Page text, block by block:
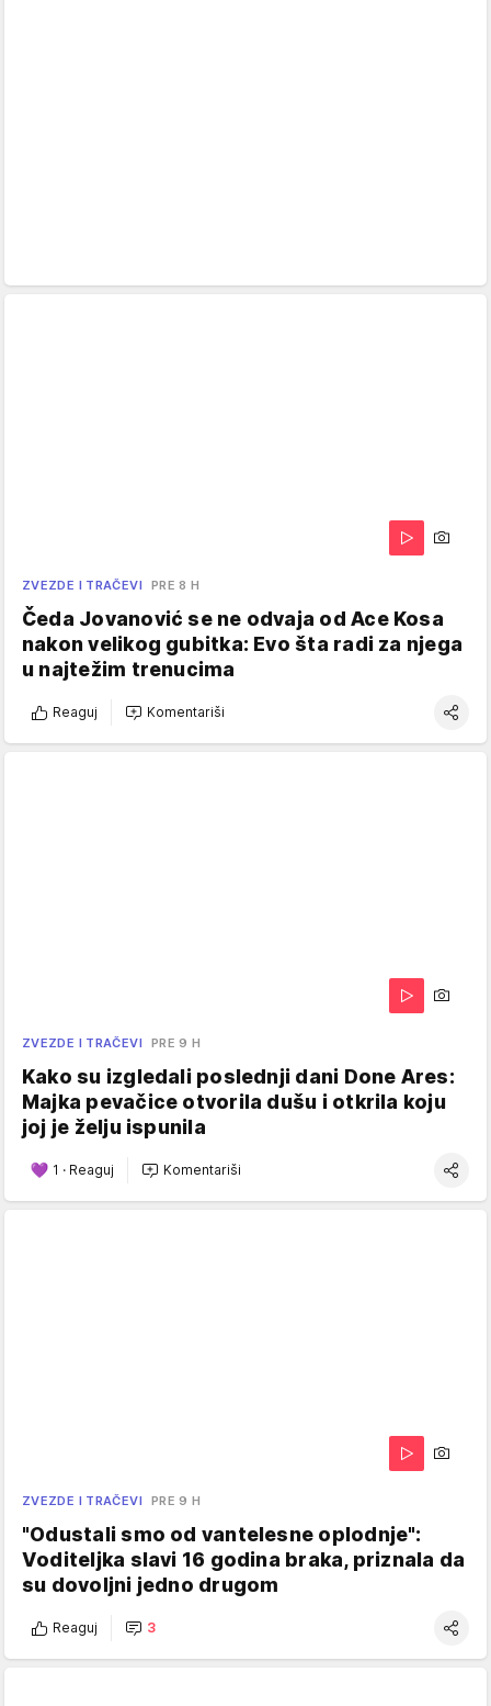
ZVEZDE I TRAČEVI PRE 8 H
Čeda Jovanović se ne odvaja od Ace Kosa
nakon velikog gubitka: Evo šta radi za njega
u najtežim trenucima
Reaguj Komentariši
ZVEZDE I TRAČEVI PRE 9 H
Kako su izgledali poslednji dani Done Ares:
Majka pevačice otvorila dušu i otkrila koju
joj je želju ispunila
1 · Reaguj Komentariši
ZVEZDE I TRAČEVI PRE 9 H
"Odustali smo od vantelesne oplodnje":
Voditeljka slavi 16 godina braka, priznala da
su dovoljni jedno drugom
Reaguj 3